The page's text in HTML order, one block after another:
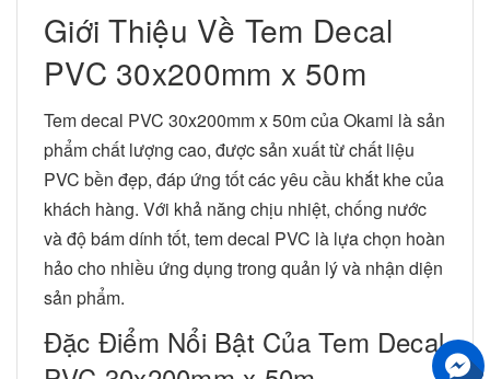
Giới Thiệu Về Tem Decal
PVC 30x200mm x 50m
Tem decal PVC 30x200mm x 50m của Okami là sản
phẩm chất lượng cao, được sản xuất từ chất liệu
PVC bền đẹp, đáp ứng tốt các yêu cầu khắt khe của
khách hàng. Với khả năng chịu nhiệt, chống nước
và độ bám dính tốt, tem decal PVC là lựa chọn hoàn
hảo cho nhiều ứng dụng trong quản lý và nhận diện
sản phẩm.
Đặc Điểm Nổi Bật Của Tem Decal